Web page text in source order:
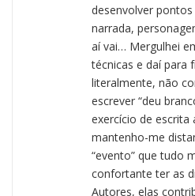
desenvolver
narrada,
aí vai… Mergulhei
técnicas e daí para
literalmente, não
escrever “deu
exercício de escrita
mantenho-me
“evento” que tudo
confortante ter as
Autores, elas